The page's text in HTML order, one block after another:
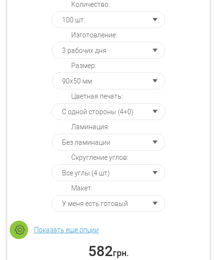
Количество:
Изготовление:
Размер:
Цветная печать:
Ламинация:
Скругление углов:
Макет:
Показать еще опции
582грн.